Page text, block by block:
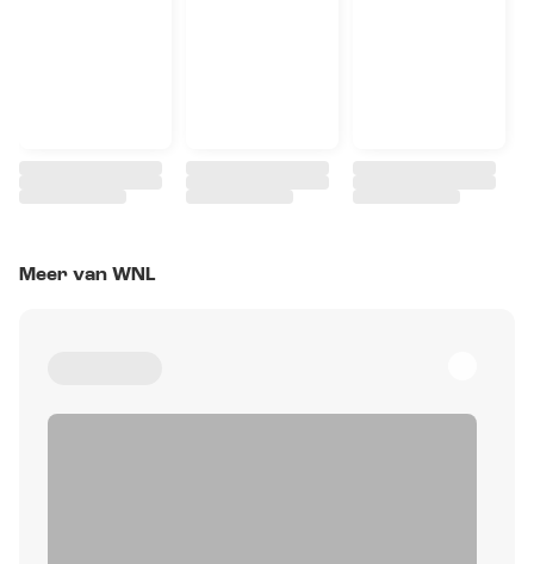
Meer van WNL